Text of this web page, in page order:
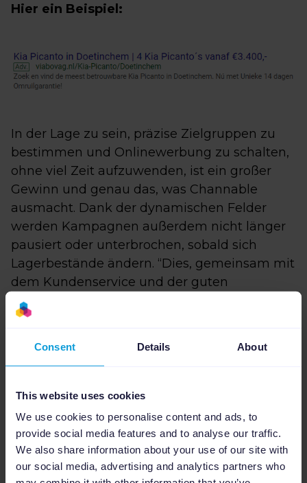
Consent Details About
This website uses cookies
We use cookies to personalise content and ads, to
provide social media features and to analyse our traffic.
We also share information about your use of our site with
our social media, advertising and analytics partners who
Hier ein Beispiel:
In der Lage zu sein, präzise Zielgruppen zu
bestimmen und Onlinewerbung zu schalten,
ohne viel Zeit aufzuwenden, ist ein großer
Gewinn und genau das, was Channable
ausmacht. Dank der dynamischen Felder
werden Kampagnen außerdem nicht länger
pausiert oder unterbrochen, sobald sich
Lagerbestände ändern. “Dies, gemeinsam mit
dem Kundenservice und der guten
Zusammenarbeit, macht Channable
einzigartig und zu einem Must-Have für
Unternehmen klingt, freut Channable sich auf
ein persönliches Gespräch. Ihr Testaccount ist
nur einenKlick entfernt und bleibt kostenlos,
bis Sie ihn selbst freischalten.